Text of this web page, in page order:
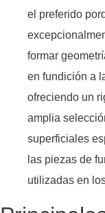
el preferido
formar
en fundición a
ofreciendo un
amplia
superficiales
las piezas de
utilizadas en